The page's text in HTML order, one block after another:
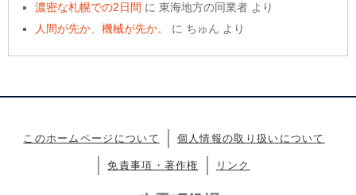
濃密な札幌での2日間 に東海地方の同業者 より
人間が先か、機械が先か。
に ちゅん より
このホームページについて 個人情報の取り扱いについて
免責事項・著作権 リンク